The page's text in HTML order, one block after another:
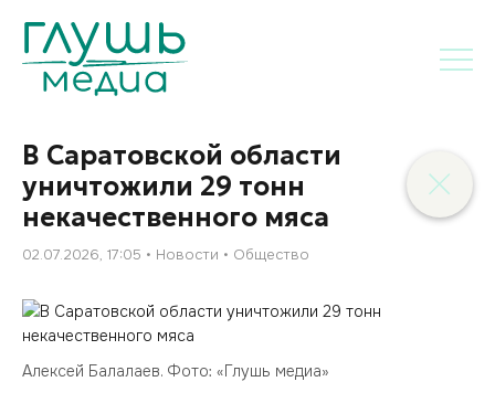
В Саратовской области
уничтожили 29 тонн
некачественного мяса
02.07.2026, 17:05 Новости Общество
Алексей Балалаев. Фото: «Глушь медиа»